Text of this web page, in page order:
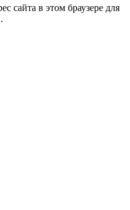
сайта в этом браузере для